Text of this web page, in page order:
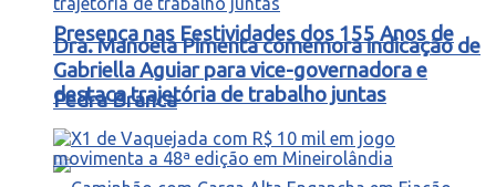
Presença nas Festividades dos 155 Anos de
Pedra Branca
Dra. Manoela Pimenta comemora indicação de
Gabriella Aguiar para vice-governadora e
destaca trajetória de trabalho juntas